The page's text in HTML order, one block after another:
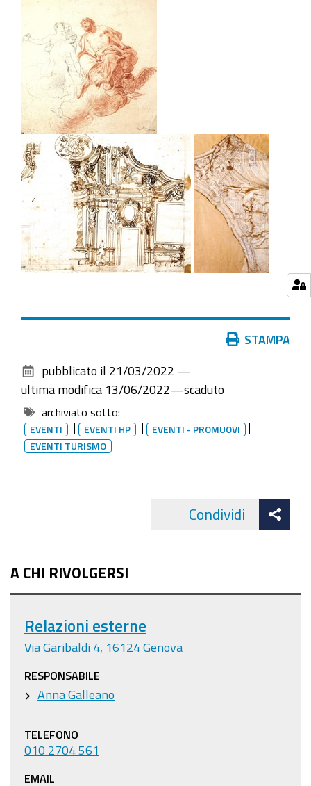
documento
STAMPA
pubblicato il 21/03/2022 —
ultima modifica 13/06/2022—scaduto
archiviato sotto:
EVENTI EVENTI HP
EVENTI - PROMUOVI
EVENTI TURISMO
Condividi
A CHI RIVOLGERSI
Relazioni esterne
Via Garibaldi 4, 16124 Genova
RESPONSABILE
Anna Galleano
TELEFONO
010 2704 561
EMAIL